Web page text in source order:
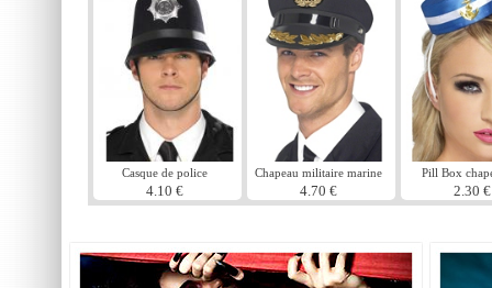
Casque de police
4.10 €
Chapeau militaire marine
4.70 €
Pill Box
marin
2.30 €